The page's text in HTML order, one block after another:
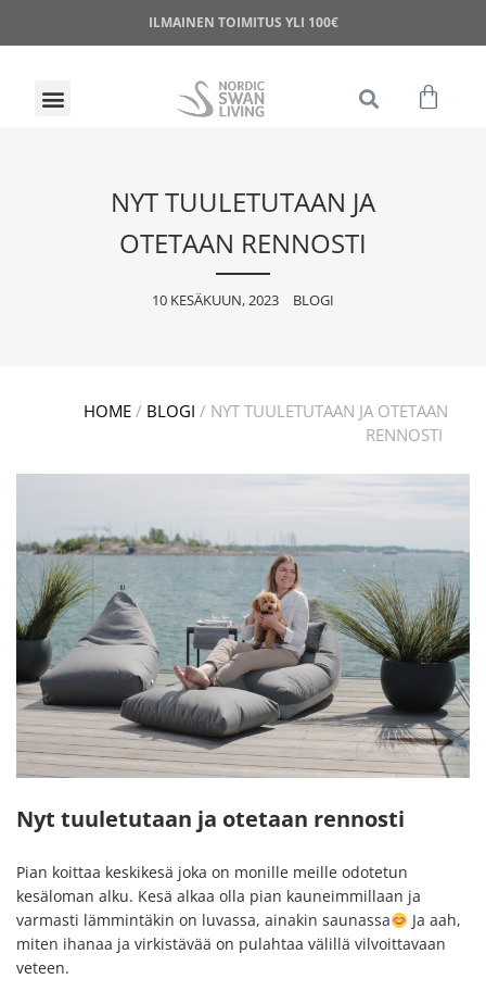
ILMAINEN TOIMITUS YLI 100€
NYT TUULETUTAAN JA
OTETAAN RENNOSTI
10 KESÄKUUN, 2023 BLOGI
HOME / BLOGI / NYT TUULETUTAAN JA OTETAAN
RENNOSTI
Nyt tuuletutaan ja otetaan rennosti
Pian koittaa keskikesä joka on monille meille odotetun
kesäloman alku. Kesä alkaa olla pian kauneimmillaan ja
varmasti lämmintäkin on luvassa, ainakin saunassa
Ja aah,
miten ihanaa ja virkistävää on pulahtaa välillä vilvoittavaan
veteen.